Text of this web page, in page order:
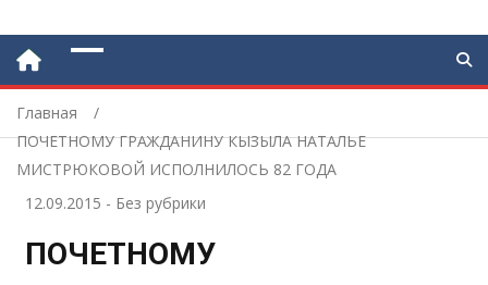
Главная
ПОЧЕТНОМУ ГРАЖДАНИНУ КЫЗЫЛА НАТАЛЬЕ
МИСТРЮКОВОЙ ИСПОЛНИЛОСЬ 82 ГОДА
12.09.2015 - Без рубрики
ПОЧЕТНОМУ